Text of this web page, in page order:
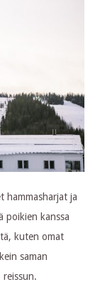
hammasharjat ja
poikien kanssa
kuten omat
saman